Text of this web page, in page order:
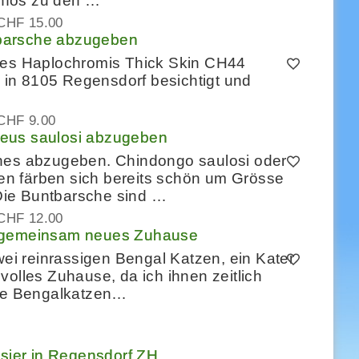
15.00
abzugeben
Haplochromis Thick Skin CH44
8105 Regensdorf besichtigt und
9.00
saulosi abzugeben
abzugeben. Chindongo saulosi oder
färben sich bereits schön um Grösse
Buntbarsche sind …
12.00
neues Zuhause
reinrassigen Bengal Katzen, ein Kater
Zuhause, da ich ihnen zeitlich
Bengalkatzen…